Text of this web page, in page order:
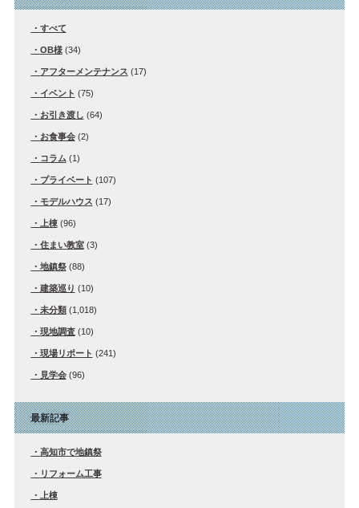
すべて
OB様(34)
アフターメンテナンス (17)
イベント (75)
お引き渡し (64)
お食事会(2)
コラム (1)
プライベート (107)
モデルハウス (17)
上棟(96)
住まい教室(3)
地鎮祭(88)
建築巡り (10)
未分類(1,018)
現地調査(10)
現場リポート (241)
見学会(96)
最新記事
高知市で地鎮祭
リフォーム工事
上棟